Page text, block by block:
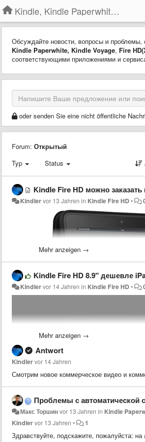
Kindle, Kindle Paperwhite, Kindle Voyage
Обсуждайте новости, вопросы и проблемы,
Kindle Paperwhite, Kindle Voyage, Fire
соответствующими приложениями и
oder senden Sie eine nicht öffentliche
Forum: Открытый
Typ
Status
Kindle Fire HD можно заказать
Kindlervor 13 Jahren in Kindle Fire HD•
Амазон делает доступными
HD ($214)иKindle Fire HD 8.9" ($284)с
доставкой в Украину и другие страны Мира
вопросом). Отгрузки заказов начнутся 13
Mehr anzeigen →
Kindle Fire HD 8.9" дешевле
Kindlervor 14 Jahren in Kindle Fire HD•
Mehr anzeigen →
Antwort
Kindlervor 14 Jahren
Смотрим новое коммерческое видео и
Проблемы с автоматической синхронизацией
Макс Торшинvor 13 Jahren in Kindle
Kindlervor 13 Jahren • 1
Здравствуйте, подскажите, пожалуйста: на